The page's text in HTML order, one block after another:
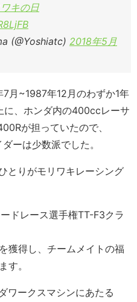
キの日
(@Yoshiatc) 2018年5月
月~1987年12月のわずか1年
に、ホンダ内の400ccレーサ
が担っていたので、
ーは少数派でした。
とりがモリワキレーシング
ドレース選手権TT-F3クラ
獲得し、チームメイトの福
す。
ワークスマシンにあたる